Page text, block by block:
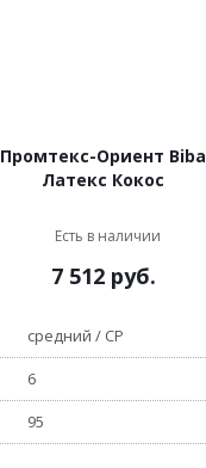
Промтекс-Ориент Biba
Латекс Кокос
Есть в наличии
7 512руб.
средний / СР
6
95